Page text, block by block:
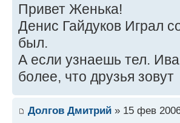
Привет Женька!
Денис Гайдуков Играл
был.
А если узнаешь тел.
более, что друзья зовут
Долгов Дмитрий » 15 фев